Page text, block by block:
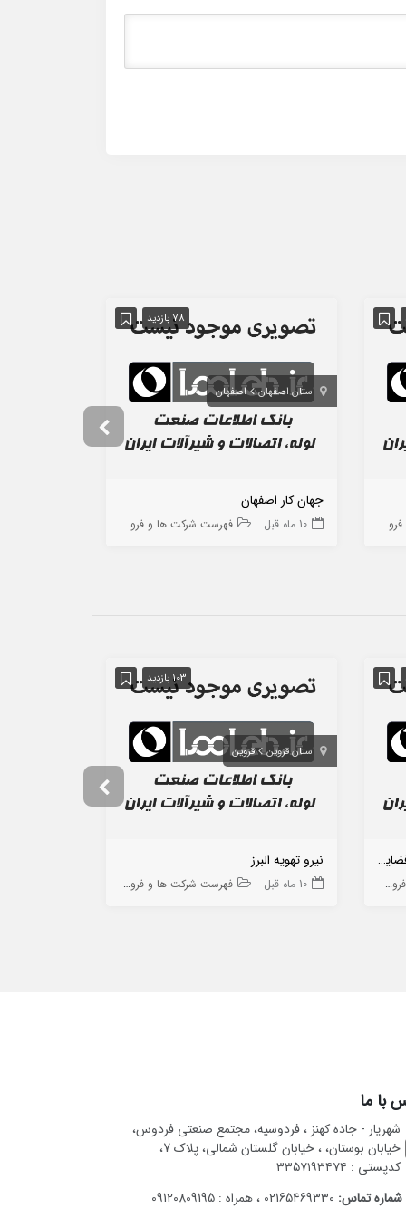
ها
78 بازدید
استان اصفهان اصفهان
جهان کار اصفهان
10 ماه قبل فهرست شرکت ها و فروشگاه ها
مدیریت آزمایشگاه های پژوهشگاه فضایی ایران
ها
103 بازدید
استان قزوین قزوین
نیرو تهویه البرز
10 ماه قبل فهرست شرکت ها و فروشگاه ها
با ما
شهریار - جاده کهنز ، فردوسیه، مجتمع صنعتی فردوس،
خیابان بوستان، ، خیابان گلستان شمالی، پلاک 7،
کدپستی : ۳۳۵۷۱۹۳۴۷۴
شماره تماس: 02165469330 ، همراه : 09120809195